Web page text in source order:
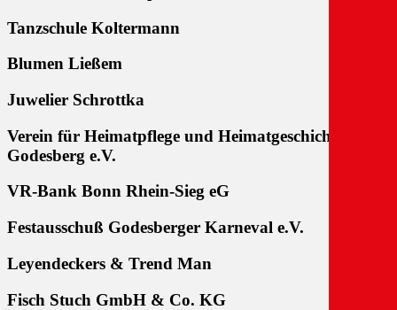
Tanzschule Koltermann
Blumen Ließem
Juwelier Schrottka
Verein für Heimatpflege und Heimatgeschichte Bad
Godesberg e.V.
VR-Bank Bonn Rhein-Sieg eG
Festausschuß Godesberger Karneval e.V.
Leyendeckers & Trend Man
Fisch Stuch GmbH & Co. KG